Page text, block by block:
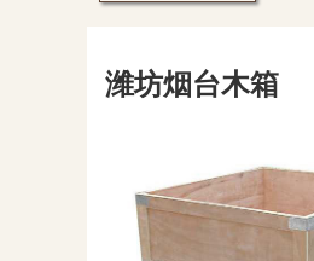
潍坊烟台木箱